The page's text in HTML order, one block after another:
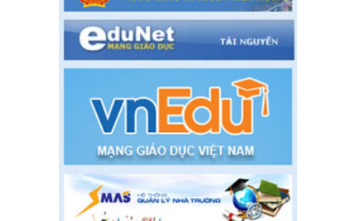
lượt xem: 4183 | lượt tải:757
Số: 05 /KHCM - THVY NGÀY 10/9&
KẾ HOẠCH BỒI DƯỠNG VÀ PHÁT TRIỂN ĐỘI NGŨ NĂM
HỌC 2019- 2020
lượt xem: 8574 | lượt tải:2796
Số: 03 /KH-THVY ngày 17/9�
KẾ HOẠCH CÔNG TÁC KIỂM TRA NỘI BỘ NĂM HỌC
2019– 2020
Thời gian đăng: 11/06/2020
lượt xem: 11743 | lượt tải:670